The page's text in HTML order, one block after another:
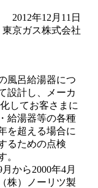
2012年12月11日
東京ガス株式会社
風呂給湯器につ
設計し、メーカ
してお客さまに
給湯器等の各種
を超える場合に
るための点検
。
から2000年4月
株）ノーリツ製